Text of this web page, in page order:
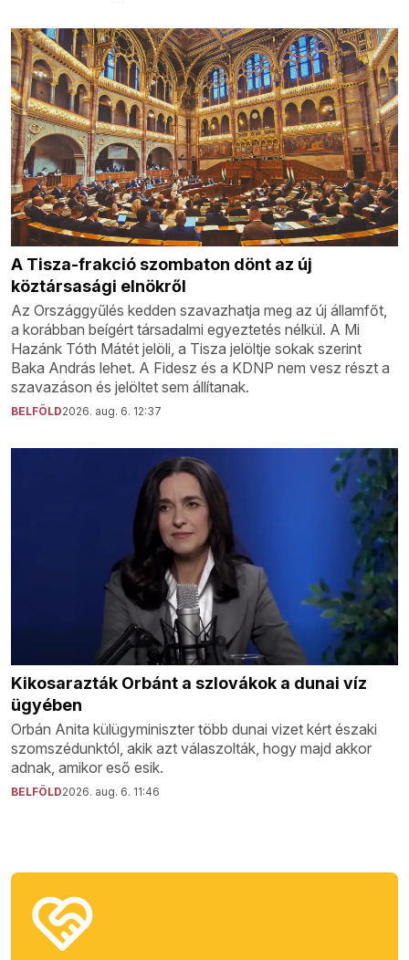
A Tisza-frakció szombaton dönt az új
köztársasági elnökről
Az Országgyűlés kedden szavazhatja meg az új államfőt,
a korábban beígért társadalmi egyeztetés nélkül. A Mi
Hazánk Tóth Mátét jelöli, a Tisza jelöltje sokak szerint
Baka András lehet. A Fidesz és a KDNP nem vesz részt a
szavazáson és jelöltet sem állítanak.
BELFÖLD2026. aug. 6. 12:37
Kikosarazták Orbánt a szlovákok a dunai víz
ügyében
Orbán Anita külügyminiszter több dunai vizet kért északi
szomszédunktól, akik azt válaszolták, hogy majd akkor
adnak, amikor eső esik.
BELFÖLD2026. aug. 6. 11:46